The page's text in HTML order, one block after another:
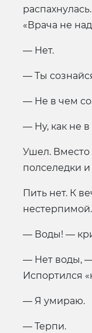
«Врача не
— Нет.
— Ты
— Не в чем
— Ну, как не
Ушел. Вместо
полселедки
Пить нет. К
— Воды! —
— Нет воды,
Испортился
— Я умираю.
— Терпи.